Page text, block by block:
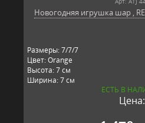
Новогодняя игрушка шар ,
Размеры: 7/7/7
Цвет: Orange
Высота: 7 см
Ширина: 7 см
ЕСТЬ В
Цена: